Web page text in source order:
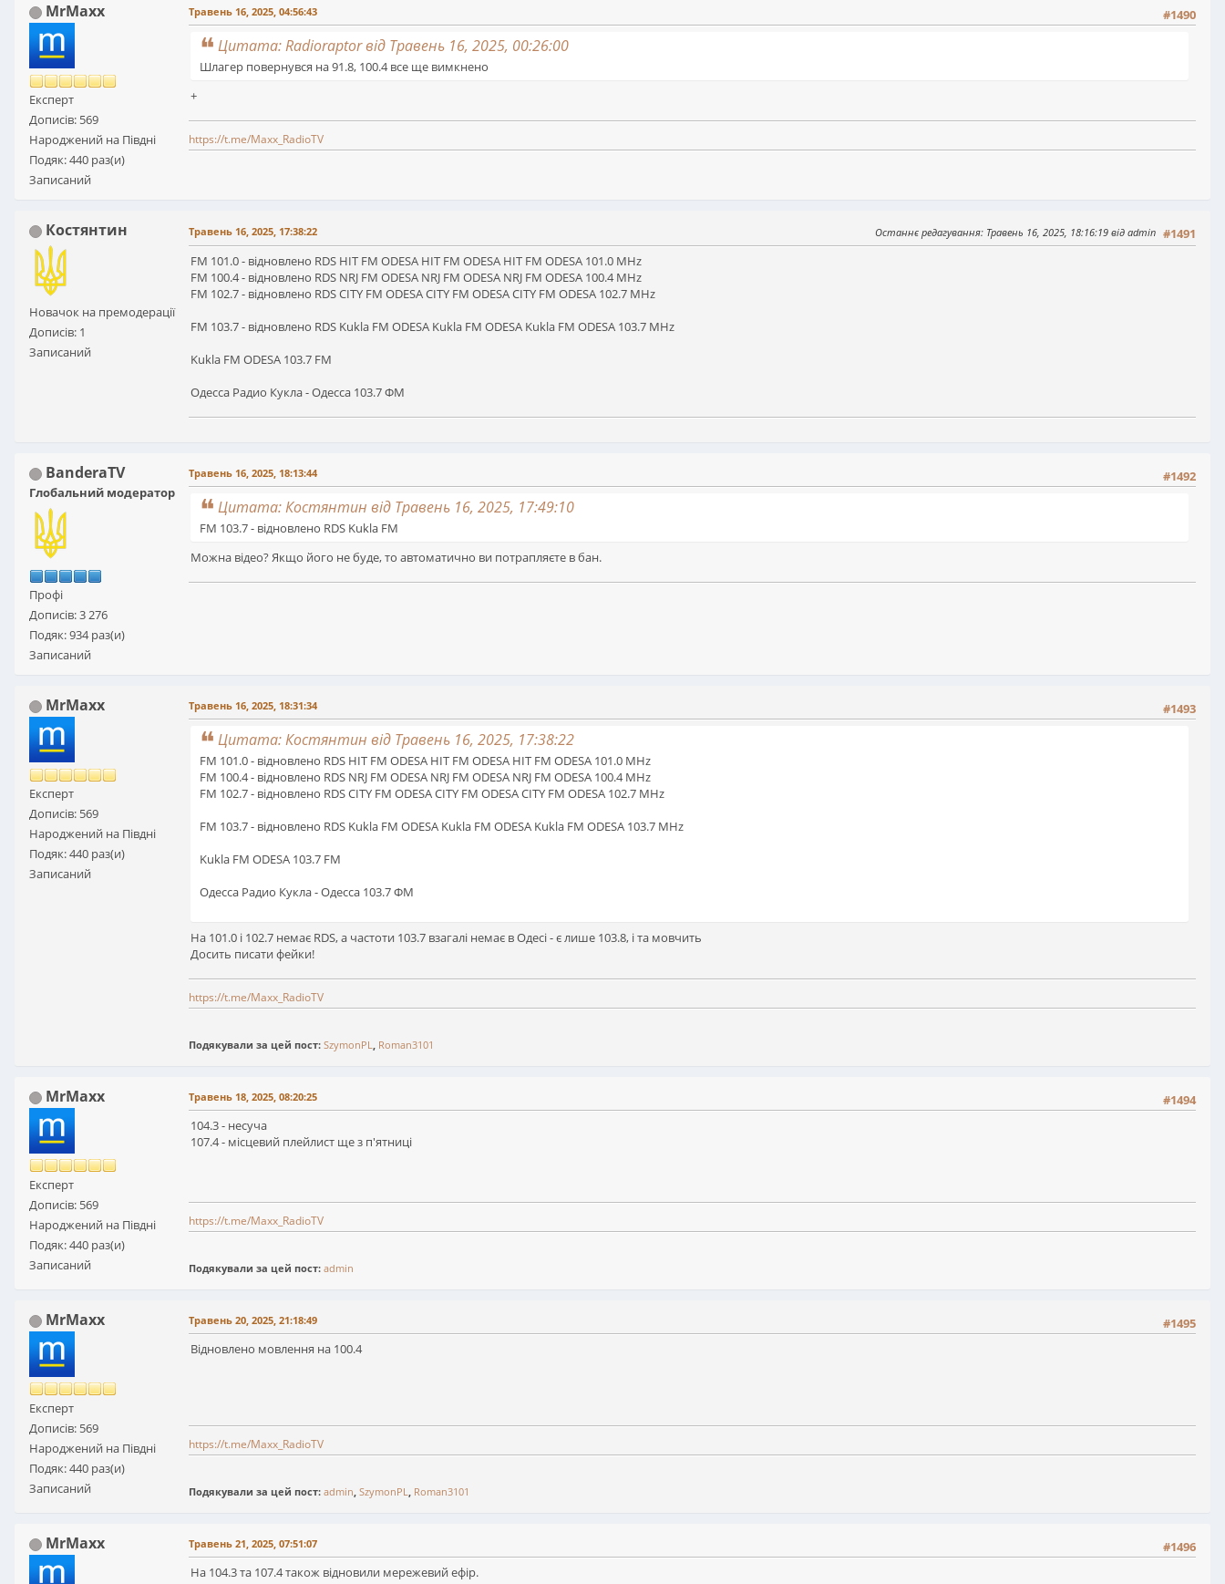
MrMaxx
Експерт
Дописів: 569
Народжений на Півдні
Подяк: 440 раз(и)
Записаний
#1490
Травень 16, 2025, 04:56:43
Цитата: Radioraptor від Травень 16, 2025, 00:26:00
Шлагер повернувся на 91.8, 100.4 все ще вимкнено
+
https://t.me/Maxx_RadioTV
Костянтин
Новачок на премодерації
Дописів: 1
Записаний
#1491
Травень 16, 2025, 17:38:22 Останнє редагування: Травень 16, 2025, 18:16:19 від admin
FM 101.0 - відновлено RDS HIT FM ODESA HIT FM ODESA HIT FM ODESA 101.0 MHz
FM 100.4 - відновлено RDS NRJ FM ODESA NRJ FM ODESA NRJ FM ODESA 100.4 MHz
FM 102.7 - відновлено RDS CITY FM ODESA CITY FM ODESA CITY FM ODESA 102.7 MHz
FM 103.7 - відновлено RDS Kukla FM ODESA Kukla FM ODESA Kukla FM ODESA 103.7 MHz
Kukla FM ODESA 103.7 FM
Одесса Радио Кукла - Одесса 103.7 ФМ
BanderaTV
Глобальний модератор
Профі
Дописів: 3 276
Подяк: 934 раз(и)
Записаний
#1492
Травень 16, 2025, 18:13:44
Цитата: Костянтин від Травень 16, 2025, 17:49:10
FM 103.7 - відновлено RDS Kukla FM
Можна відео? Якщо його не буде, то автоматично ви потрапляєте в бан.
MrMaxx
Експерт
Дописів: 569
Народжений на Півдні
Подяк: 440 раз(и)
Записаний
#1493
Травень 16, 2025, 18:31:34
Цитата: Костянтин від Травень 16, 2025, 17:38:22
FM 101.0 - відновлено RDS HIT FM ODESA HIT FM ODESA HIT FM ODESA 101.0 MHz
FM 100.4 - відновлено RDS NRJ FM ODESA NRJ FM ODESA NRJ FM ODESA 100.4 MHz
FM 102.7 - відновлено RDS CITY FM ODESA CITY FM ODESA CITY FM ODESA 102.7 MHz
FM 103.7 - відновлено RDS Kukla FM ODESA Kukla FM ODESA Kukla FM ODESA 103.7 MHz
Kukla FM ODESA 103.7 FM
Одесса Радио Кукла - Одесса 103.7 ФМ
На 101.0 і 102.7 немає RDS, а частоти 103.7 взагалі немає в Одесі - є лише 103.8, і та мовчить
Досить писати фейки!
https://t.me/Maxx_RadioTV
Подякували за цей пост: SzymonPL, Roman3101
MrMaxx
Експерт
Дописів: 569
Народжений на Півдні
Подяк: 440 раз(и)
Записаний
#1494
Травень 18, 2025, 08:20:25
104.3 - несуча
107.4 - місцевий плейлист ще з п'ятниці
https://t.me/Maxx_RadioTV
Подякували за цей пост: admin
MrMaxx
Експерт
Дописів: 569
Народжений на Півдні
Подяк: 440 раз(и)
Записаний
#1495
Травень 20, 2025, 21:18:49
Відновлено мовлення на 100.4
https://t.me/Maxx_RadioTV
Подякували за цей пост: admin, SzymonPL, Roman3101
MrMaxx #1496
Травень 21, 2025, 07:51:07
На 104.3 та 107.4 також відновили мережевий ефір.